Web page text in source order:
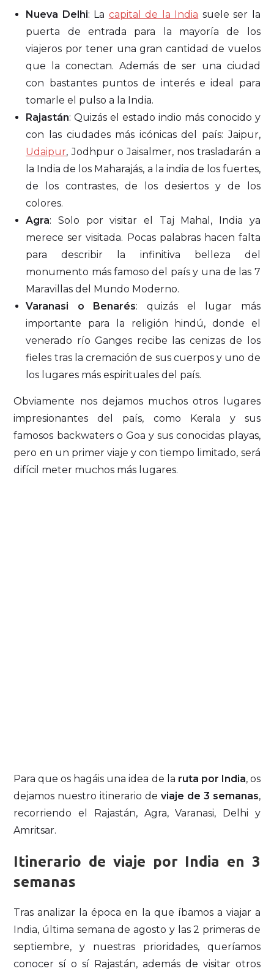
Nueva Delhi: La capital de la India suele ser la
puerta de entrada para la mayoría de los
viajeros por tener una gran cantidad de vuelos
que la conectan. Además de ser una ciudad
con bastantes puntos de interés e ideal para
tomarle el pulso a la India.
Rajastán: Quizás el estado indio más conocido y
con las ciudades más icónicas del país: Jaipur,
Udaipur, Jodhpur o Jaisalmer, nos trasladarán a
la India de los Maharajás, a la india de los fuertes,
de los contrastes, de los desiertos y de los
colores.
Agra: Solo por visitar el Taj Mahal, India ya
merece ser visitada. Pocas palabras hacen falta
para describir la infinitiva belleza del
monumento más famoso del país y una de las 7
Maravillas del Mundo Moderno.
Varanasi o Benarés: quizás el lugar más
importante para la religión hindú, donde el
venerado río Ganges recibe las cenizas de los
fieles tras la cremación de sus cuerpos y uno de
los lugares más espirituales del país.
Obviamente nos dejamos muchos otros lugares
impresionantes del país, como Kerala y sus
famosos backwaters o Goa y sus conocidas playas,
pero en un primer viaje y con tiempo limitado, será
difícil meter muchos más lugares.
Para que os hagáis una idea de la ruta por India, os
dejamos nuestro itinerario de viaje de 3 semanas,
recorriendo el Rajastán, Agra, Varanasi, Delhi y
Amritsar.
Itinerario de viaje por India en 3
semanas
Tras analizar la época en la que íbamos a viajar a
India, última semana de agosto y las 2 primeras de
septiembre, y nuestras prioridades, queríamos
conocer sí o sí Rajastán, además de visitar otros